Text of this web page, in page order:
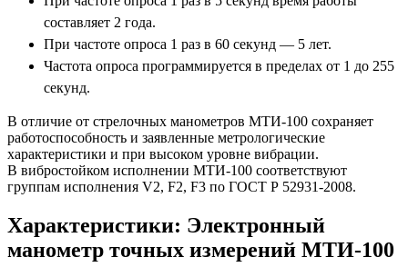
составляет 2 года.
При частоте опроса 1 раз в 60 секунд — 5 лет.
Частота опроса программируется в пределах от 1 до 255
секунд.
В отличие от стрелочных манометров МТИ-100 сохраняет
работоспособность и заявленные метрологические
характеристики и при высоком уровне вибрации.
В вибростойком исполнении МТИ-100 соответствуют
группам исполнения V2, F2, F3 по ГОСТ Р 52931-2008.
Характеристики: Электронный
манометр точных измерений МТИ-100